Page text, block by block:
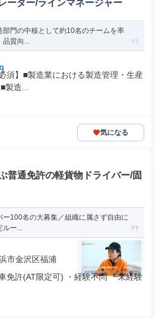
ーター/ラインマネージャー
門の中核として約10名のチームを率
品質向...
須】■製造業における製造管理・生産
造...
気になる
普通免許の軽貨物ドライバー/固
100名の大募集／組織に属さず自由に
ルー...
市金沢区福浦
免許(AT限定可) ・経験不問 ┗未経験